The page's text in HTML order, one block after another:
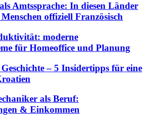
Amtssprache: In diesen Länder
offiziell Französisch
moderne
für Homeoffice und Planung
– 5 Insidertipps für eine
als Beruf:
& Einkommen